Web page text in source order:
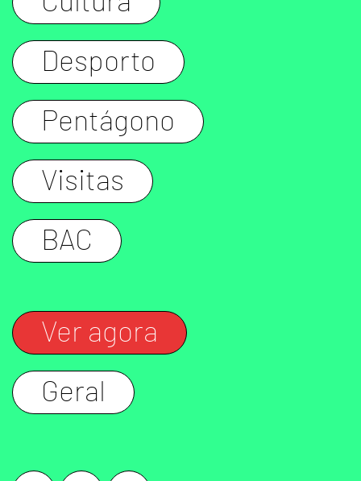
Desporto
Pentágono
Visitas
BAC
Ver agora
Geral